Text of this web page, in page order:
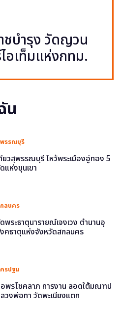
ชบำรุง วัดญวน
อเท็มแห่งกทม.
น
รรณบุรี
ยวสุพรรณบุรี ไหว้พระเมืองอู่ทอง 5
แห่งขุนเขา
ลนคร
พระธาตุนารายณ์เจงเวง ตำนานอุ
คธาตุแห่งจังหวัดสกลนคร
รปฐม
พรโชคลาภ การงาน ลอดใต้มณฑป
วงพ่อทา วัดพะเนียงแตก